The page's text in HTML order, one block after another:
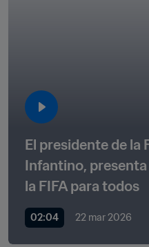
El presidente de la
Infantino,
la FIFA para todos
02:04 22 mar 2026